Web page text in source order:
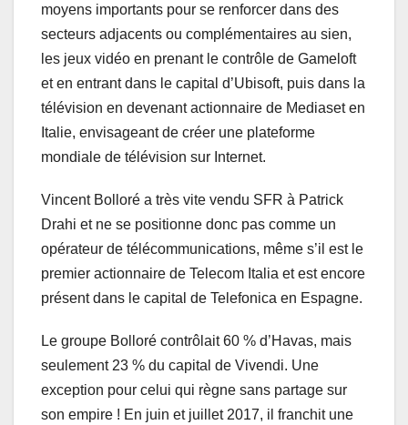
moyens importants pour se renforcer dans des
secteurs adjacents ou complémentaires au sien,
les jeux vidéo en prenant le contrôle de Gameloft
et en entrant dans le capital d’Ubisoft, puis dans la
télévision en devenant actionnaire de Mediaset en
Italie, envisageant de créer une plateforme
mondiale de télévision sur Internet.
Vincent Bolloré a très vite vendu SFR à Patrick
Drahi et ne se positionne donc pas comme un
opérateur de télécommunications, même s’il est le
premier actionnaire de Telecom Italia et est encore
présent dans le capital de Telefonica en Espagne.
Le groupe Bolloré contrôlait 60 % d’Havas, mais
seulement 23 % du capital de Vivendi. Une
exception pour celui qui règne sans partage sur
son empire ! En juin et juillet 2017, il franchit une